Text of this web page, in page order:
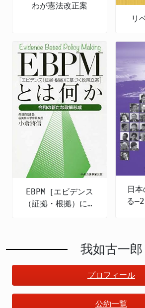
わが憲法改正案
リ
EBPM［エビデンス
（証拠・根拠）に基
日
る
我如古一郎
プロフィール
公約一覧